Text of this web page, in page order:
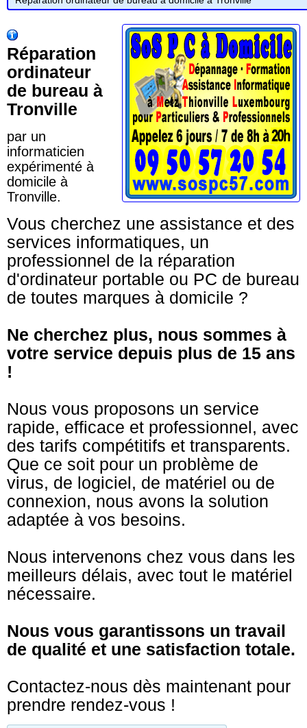
Réparation
ordinateur
de bureau à
Tronville
par un
informaticien
expérimenté à
domicile à
Tronville.
Vous cherchez une assistance et des
services informatiques, un
professionnel de la réparation
d'ordinateur portable ou PC de bureau
de toutes marques à domicile ?
Ne cherchez plus, nous sommes à
votre service depuis plus de 15 ans
!
Nous vous proposons un service
rapide, efficace et professionnel, avec
des tarifs compétitifs et transparents.
Que ce soit pour un problème de
virus, de logiciel, de matériel ou de
connexion, nous avons la solution
adaptée à vos besoins.
Nous intervenons chez vous dans les
meilleurs délais, avec tout le matériel
nécessaire.
Nous vous garantissons un travail
de qualité et une satisfaction totale.
Contactez-nous dès maintenant pour
prendre rendez-vous !